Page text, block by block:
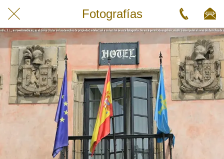
Fotografías